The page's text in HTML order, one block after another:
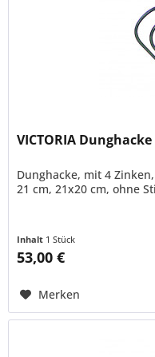
VICTORIA
Dunghacke, mit 4
21 cm, 21x20 cm, ohne
Inhalt 1 Stück
53,00 €
Merken